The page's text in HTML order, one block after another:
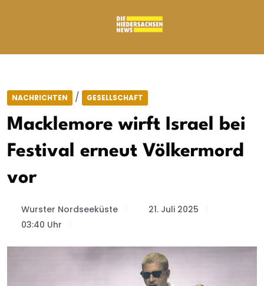
NACHRICHTEN / GESELLSCHAFT
Macklemore wirft Israel bei
Festival erneut Völkermord
vor
Wurster Nordseeküste
21. Juli 2025
03:40 Uhr